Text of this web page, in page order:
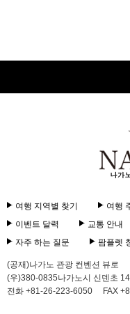
통
소
보
주
하
는
여행 지역별 찾기 여행
이벤트 달력
교통 안내
자주 하는 질문
팜플렛
(공재)나가노 관광 컨벤션 뷰로
(우)380-0835나가노시 신덴초
전화 +81-26-223-6050
FAX